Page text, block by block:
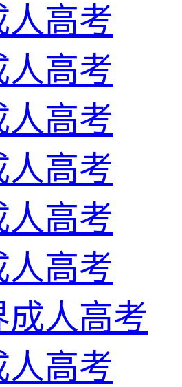
人高考
人高考
人高考
人高考
人高考
人高考
成人高考
人高考